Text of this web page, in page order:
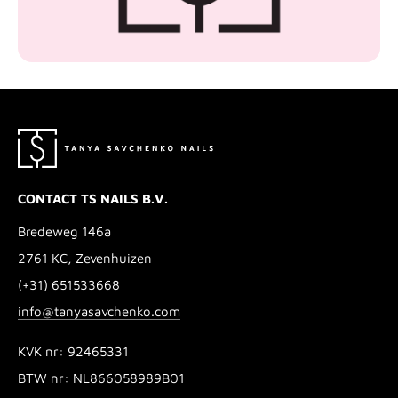
CONTACT TS NAILS B.V.
Bredeweg 146a
2761 KC, Zevenhuizen
(+31) 651533668
info@tanyasavchenko.com
KVK nr: 92465331
BTW nr: NL866058989B01